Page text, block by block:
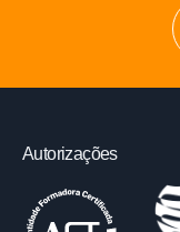
Autorizações